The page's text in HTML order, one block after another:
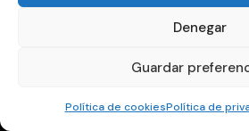
Denegar
Guardar
Política de cookiesPolítica de
Comprende qué es la
  